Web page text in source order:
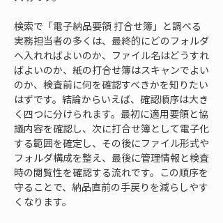
検索で「電子納品要領 打合せ簿」と調べる
実務担当者の多くは、最終的にどのフォルダ
へ入れればよいのか、ファイル名はどうすれ
ばよいのか、紙の打合せ簿はスキャンでよい
のか、検査前に何を確認すべきかを知りたい
はずです。結論からいえば、確認順序は大き
く四つに分けられます。最初に適用要領と協
議内容を確認し、次に打合せ簿として電子化
する範囲を確定し、その後にファイル形式や
フォルダ構成を整え、最後に管理情報と検査
時の閲覧性を確認する流れです。この順序を
守ることで、納品直前の手戻りを減らしやす
くなります。